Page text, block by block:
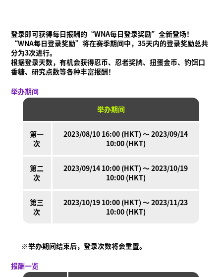
什么是Ninjala？
什么是Ninjala？
游玩方法
忍者口香糖
场地
通知
在线说明书
Language
登录即可获得每日报酬的“WNA每日登录奖励”全新登场！
“WNA每日登录奖励”将在赛季期间中，35天内的登录奖励总共
分为3次进行。
根据登录天数，有机会获得忍币、忍者奖牌、扭蛋金币、钓饵口
香糖、研究点数等各种丰富报酬！
举办期间
举办期间
第一
次
2023/08/10 16:00 (HKT) ～ 2023/09/14
10:00 (HKT)
第二
次
2023/09/14 10:00 (HKT) ～ 2023/10/19
10:00 (HKT)
第三
次
2023/10/19 10:00 (HKT) ～ 2023/11/23
10:00 (HKT)
※举办期间结束后，登录次数将会重置。
报酬一览